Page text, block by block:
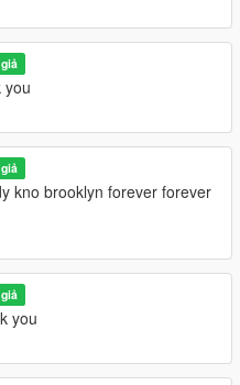
you
kno brooklyn forever forever
you